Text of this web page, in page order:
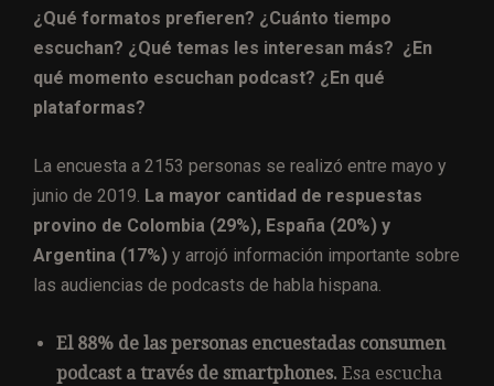
¿Qué formatos prefieren? ¿Cuánto tiempo
escuchan? ¿Qué temas les interesan más? ¿En
qué momento escuchan podcast? ¿En qué
plataformas?
La encuesta a 2153 personas se realizó entre mayo y
junio de 2019. La mayor cantidad de respuestas
provino de Colombia (29%), España (20%) y
Argentina (17%) y arrojó información importante sobre
las audiencias de podcasts de habla hispana.
El 88% de las personas encuestadas consumen
podcast a través de smartphones. Esa escucha